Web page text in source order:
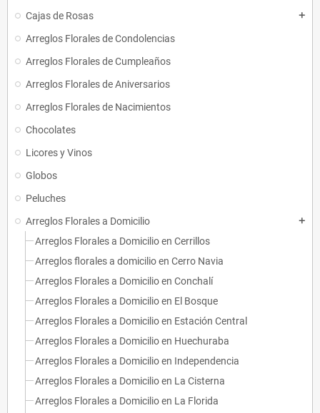
Cajas de Rosas
add
Arreglos Florales de Condolencias
Arreglos Florales de Cumpleaños
Arreglos Florales de Aniversarios
Arreglos Florales de Nacimientos
Chocolates
Licores y Vinos
Globos
Peluches
Arreglos Florales a Domicilio
add
Arreglos Florales a Domicilio en Cerrillos
Arreglos florales a domicilio en Cerro Navia
Arreglos Florales a Domicilio en Conchalí
Arreglos Florales a Domicilio en El Bosque
Arreglos Florales a Domicilio en Estación Central
Arreglos Florales a Domicilio en Huechuraba
Arreglos Florales a Domicilio en Independencia
Arreglos Florales a Domicilio en La Cisterna
Arreglos Florales a Domicilio en La Florida